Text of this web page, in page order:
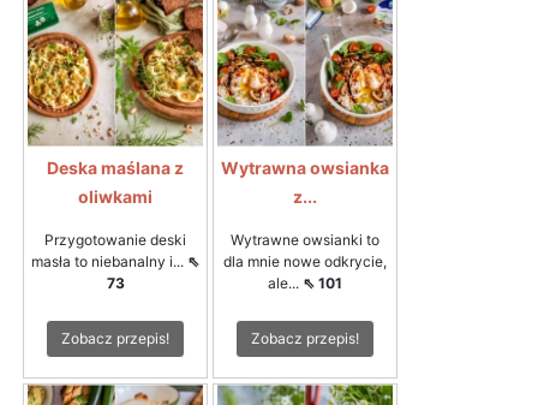
Deska maślana z
oliwkami
Przygotowanie deski
masła to niebanalny i... ⇖
73
Zobacz przepis!
Wytrawna owsianka
z...
Wytrawne owsianki to
dla mnie nowe odkrycie,
ale... ⇖ 101
Zobacz przepis!